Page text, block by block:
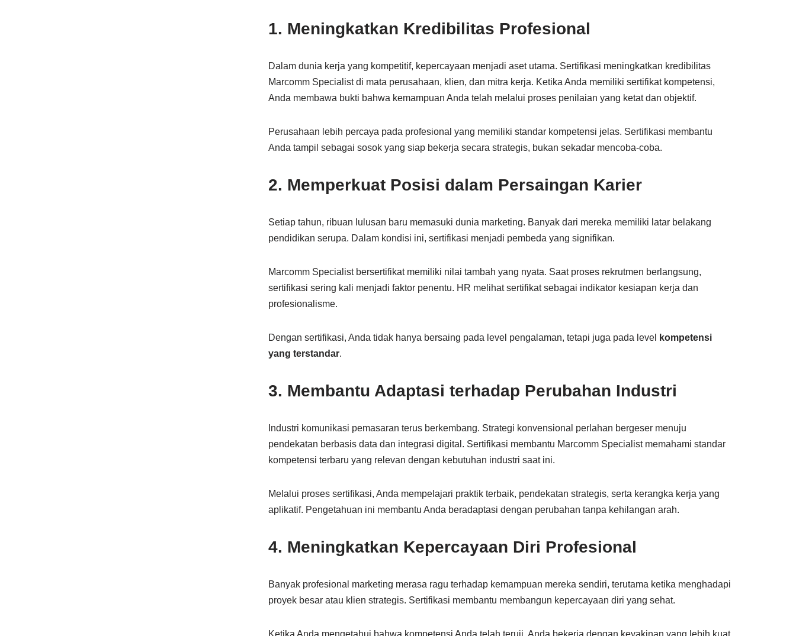
1. Meningkatkan Kredibilitas Profesional
Dalam dunia kerja yang kompetitif, kepercayaan menjadi aset utama. Sertifikasi meningkatkan kredibilitas
Marcomm Specialist di mata perusahaan, klien, dan mitra kerja. Ketika Anda memiliki sertifikat kompetensi,
Anda membawa bukti bahwa kemampuan Anda telah melalui proses penilaian yang ketat dan objektif.
Perusahaan lebih percaya pada profesional yang memiliki standar kompetensi jelas. Sertifikasi membantu
Anda tampil sebagai sosok yang siap bekerja secara strategis, bukan sekadar mencoba-coba.
2. Memperkuat Posisi dalam Persaingan Karier
Setiap tahun, ribuan lulusan baru memasuki dunia marketing. Banyak dari mereka memiliki latar belakang
pendidikan serupa. Dalam kondisi ini, sertifikasi menjadi pembeda yang signifikan.
Marcomm Specialist bersertifikat memiliki nilai tambah yang nyata. Saat proses rekrutmen berlangsung,
sertifikasi sering kali menjadi faktor penentu. HR melihat sertifikat sebagai indikator kesiapan kerja dan
profesionalisme.
Dengan sertifikasi, Anda tidak hanya bersaing pada level pengalaman, tetapi juga pada level
kompetensi
yang terstandar.
3. Membantu Adaptasi terhadap Perubahan Industri
Industri komunikasi pemasaran terus berkembang. Strategi konvensional perlahan bergeser menuju
pendekatan berbasis data dan integrasi digital. Sertifikasi membantu Marcomm Specialist memahami standar
kompetensi terbaru yang relevan dengan kebutuhan industri saat ini.
Melalui proses sertifikasi, Anda mempelajari praktik terbaik, pendekatan strategis, serta kerangka kerja yang
aplikatif. Pengetahuan ini membantu Anda beradaptasi dengan perubahan tanpa kehilangan arah.
4. Meningkatkan Kepercayaan Diri Profesional
Banyak profesional marketing merasa ragu terhadap kemampuan mereka sendiri, terutama ketika menghadapi
proyek besar atau klien strategis. Sertifikasi membantu membangun kepercayaan diri yang sehat.